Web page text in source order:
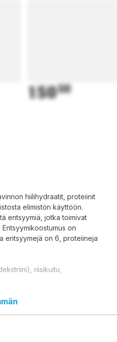
15050
hiilihydraatit, proteiinit
elimistön käyttöön.
entsyymiä, jotka toimivat
on
entsyymejä on 6, proteiineja
riisikuitu,
yhteydessä. Annos